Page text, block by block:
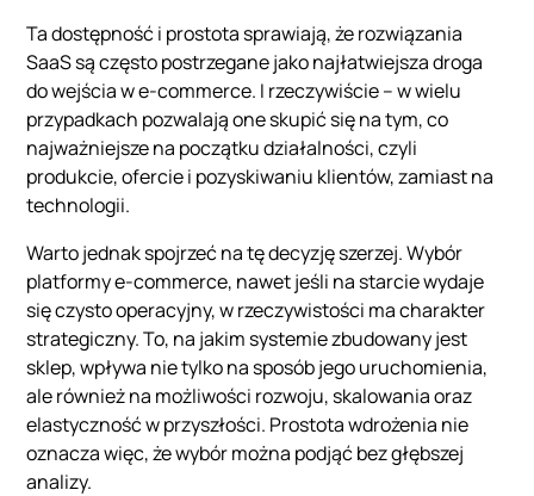
Ta dostępność i prostota sprawiają, że rozwiązania
SaaS są często postrzegane jako najłatwiejsza droga
do wejścia w e-commerce. I rzeczywiście – w wielu
przypadkach pozwalają one skupić się na tym, co
najważniejsze na początku działalności, czyli
produkcie, ofercie i pozyskiwaniu klientów, zamiast na
technologii.
Warto jednak spojrzeć na tę decyzję szerzej. Wybór
platformy e-commerce, nawet jeśli na starcie wydaje
się czysto operacyjny, w rzeczywistości ma charakter
strategiczny. To, na jakim systemie zbudowany jest
sklep, wpływa nie tylko na sposób jego uruchomienia,
ale również na możliwości rozwoju, skalowania oraz
elastyczność w przyszłości. Prostota wdrożenia nie
oznacza więc, że wybór można podjąć bez głębszej
analizy.